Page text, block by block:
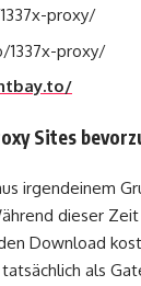
proxy/
proxy/
Sites
irgendeinem
dieser
Download
als